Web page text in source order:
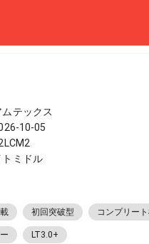
ムテックス
10-05
トミドル
初回突破型 コンプリー
LT3.0+